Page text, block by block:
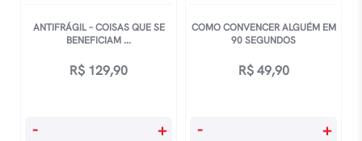
ANTIFRÁGIL – COISAS QUE SE
BENEFICIAM ...
R$ 129,90
AntifrÁgil
- +
COMO CONVENCER ALGUÉM EM
90 SEGUNDOS
R$49,90
Como
- +